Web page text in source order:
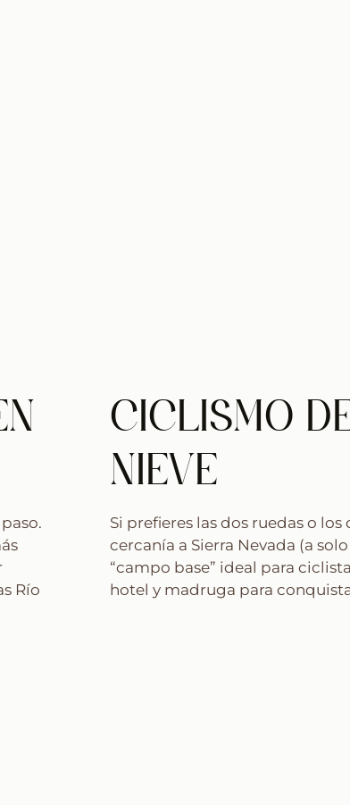
Río
CICLISMO
NIEVE
Si prefieres las dos ruedas o
cercanía a Sierra Nevada (a
“campo base” ideal para
hotel y madruga para